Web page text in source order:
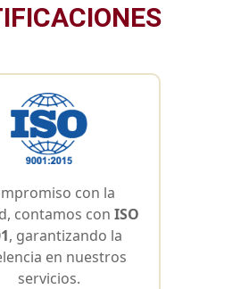
con la
contamos con ISO
, garantizando la
en nuestros
servicios.